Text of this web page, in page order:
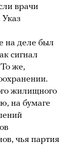
врачи
Указ
на деле был
сигнал
же,
жилищного
на бумаге
чья партия